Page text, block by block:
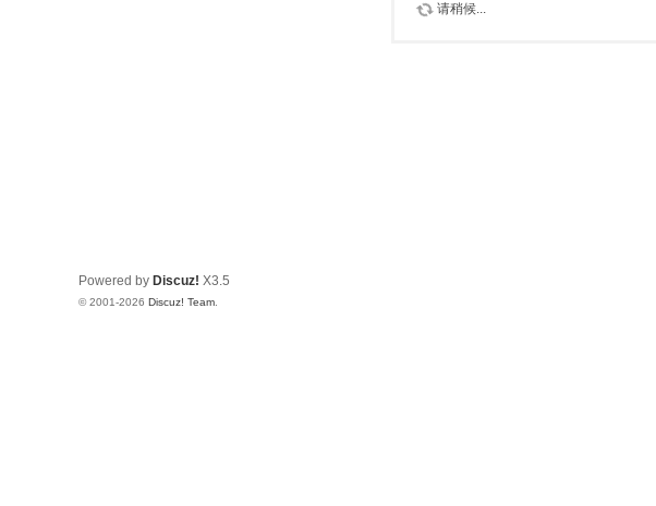
请稍候...
Powered by Discuz! X3.5
© 2001-2026 Discuz! Team